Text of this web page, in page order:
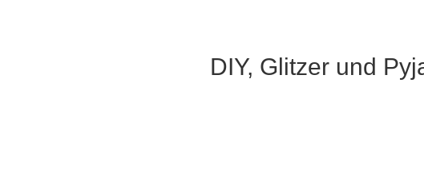
DIY, Glitzer und